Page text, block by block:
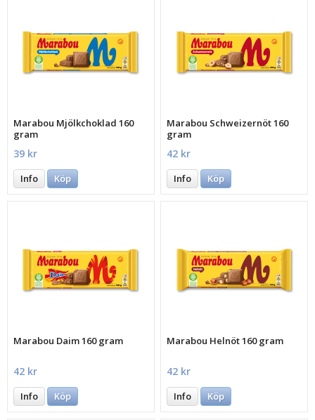
Marabou Mjölkchoklad 160
gram
39 kr
Info Köp
Marabou Schweizernöt 160
gram
42 kr
Info Köp
Marabou Daim 160 gram
42 kr
Info Köp
Marabou Helnöt 160 gram
42 kr
Info Köp